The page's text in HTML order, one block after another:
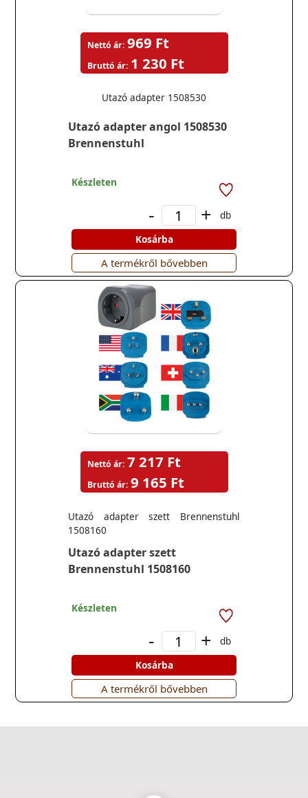
Utazó adapter angol 1508530
Brennenstuhl
Utazó adapter 1508530
Nettó ár: 969 Ft
Bruttó ár: 1 230 Ft
Készleten
- +
db
Kosárba
A termékről bővebben
Utazó adapter szett
Brennenstuhl 1508160
Utazó adapter szett Brennenstuhl
1508160
Nettó ár: 7 217 Ft
Bruttó ár: 9 165 Ft
Készleten
- +
db
Kosárba
A termékről bővebben